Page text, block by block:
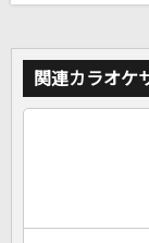
関連カラオケ